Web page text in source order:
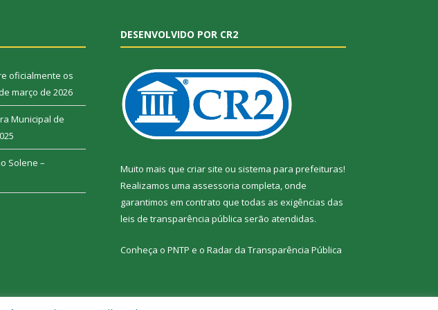
oficialmente os
março de 2026
Municipal de
Solene –
DESENVOLVIDO POR CR2
Muito mais que criar site ou sistema para prefeituras!
Realizamos uma assessoria completa, onde
garantimos em contrato que todas as exigências das
leis de transparência pública serão atendidas.
Conheça o PNTP e o Radar da Transparência Pública